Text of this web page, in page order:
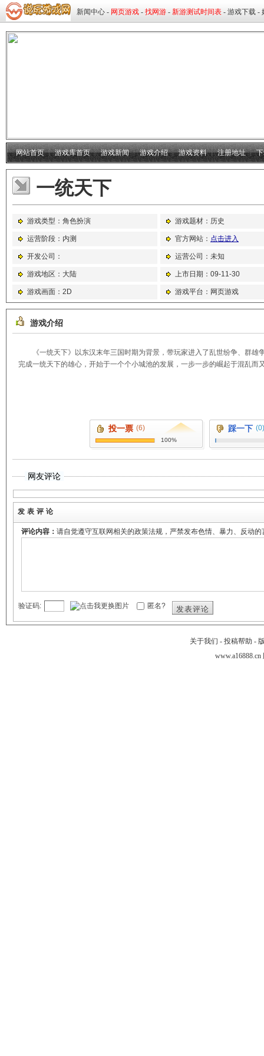
网站首页┊游戏库首页┊游戏新闻┊游戏介绍┊游戏资料┊注册地址┊
一统天下
游戏类型：角色扮演 游戏题材：历史
运营阶段：内测 官方网站： 点击进入
开发公司： 运营公司：未知
游戏地区：大陆 上市日期：09-11-30
游戏画面：2D 游戏平台：网页游戏
游戏介绍
《一统天下》以东汉末年三国时期为背景，带玩家进入了乱世纷争、群
完成一统天下的雄心，开始于一个个小城池的发展，一步一步的崛起于混乱而
投一票 (6)
100%
踩一下 (0)
网友评论
发表评论
评论内容： 请自觉遵守互联网相关的政策法规，严禁发布色情、暴力、反动的
验证码: 匿名? 发表评论
关于我们 - 投稿帮助 -